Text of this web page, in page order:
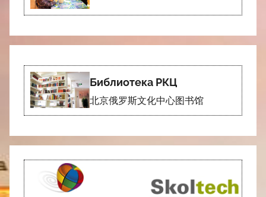
Библиотека РКЦ
北京俄罗斯文化中心图书馆